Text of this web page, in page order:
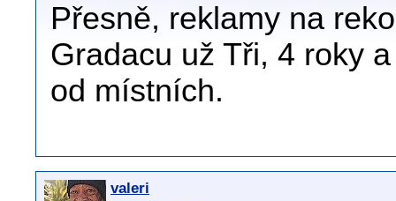
Přesně, reklamy na
Gradacu už Tři, 4 roky
od místních.
valeri